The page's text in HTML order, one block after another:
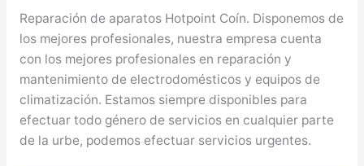
Reparación de aparatos Hotpoint Coín. Disponemos de
los mejores profesionales, nuestra empresa cuenta
con los mejores profesionales en reparación y
mantenimiento de electrodomésticos y equipos de
climatización. Estamos siempre disponibles para
efectuar todo género de servicios en cualquier parte
de la urbe, podemos efectuar servicios urgentes.